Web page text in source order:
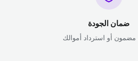
ضمان الجودة
أو استرداد أموالك